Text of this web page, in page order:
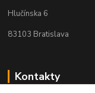
Hlučínska 6
83103 Bratislava
Kontakty